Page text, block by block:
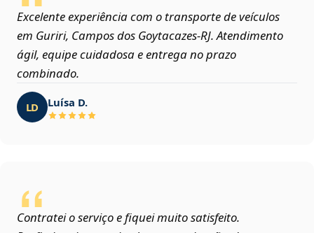
Excelente experiência com o transporte de veículos
em Guriri, Campos dos Goytacazes‑RJ. Atendimento
ágil, equipe cuidadosa e entrega no prazo
combinado.
LD Luísa D.
Contratei o serviço e fiquei muito satisfeito.